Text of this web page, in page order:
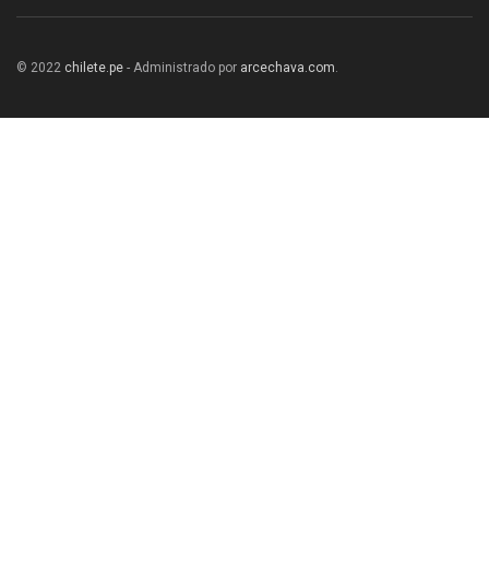
© 2022 chilete.pe - Administrado por arcechava.com